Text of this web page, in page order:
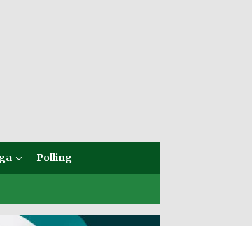
Polling